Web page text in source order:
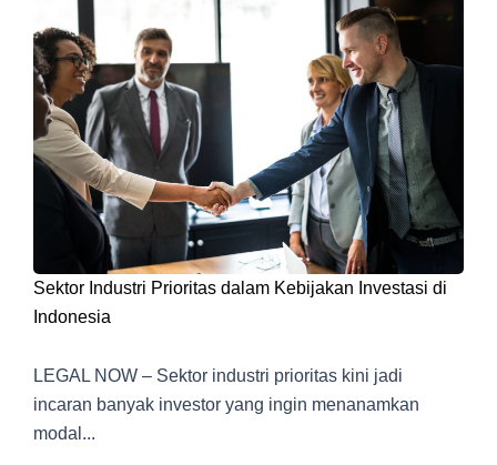
Sektor Industri Prioritas dalam Kebijakan Investasi di
Indonesia
LEGAL NOW – Sektor industri prioritas kini jadi
incaran banyak investor yang ingin menanamkan
modal...